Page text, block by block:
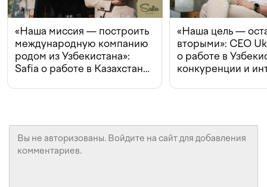
«Наша миссия — построить
международную компанию
родом из Узбекистана»:
Safia о работе в Казахстане,
«Наша цель —
вторыми»: CEO
о работе в
конкуренции и